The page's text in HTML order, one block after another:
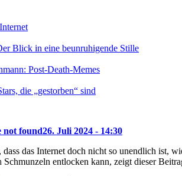
Blick in eine beunruhigende Stille
Post-Death-Memes
die „gestorben“ sind
not found26. Juli 2024 - 14:30
das Internet doch nicht so unendlich ist,
entlocken kann, zeigt dieser